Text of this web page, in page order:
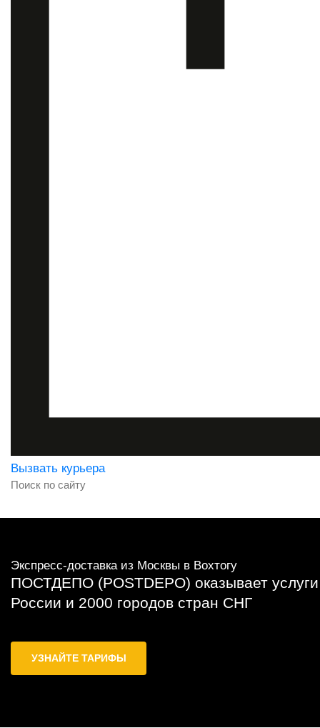
Вызвать курьера
Экспресс-доставка из Москвы в Вохтогу
ПОСТДЕПО (POSTDEPO) оказывает
России и 2000 городов стран СНГ
УЗНАЙТЕ ТАРИФЫ